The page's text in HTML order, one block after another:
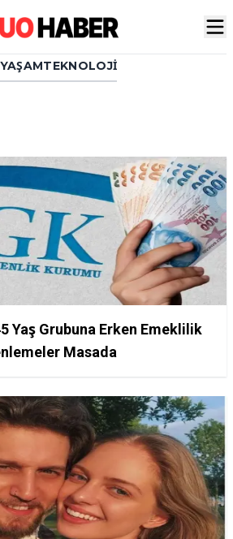
YAŞAMTEKNOLOJI
Yaş Grubuna Erken Emeklilik
Masada